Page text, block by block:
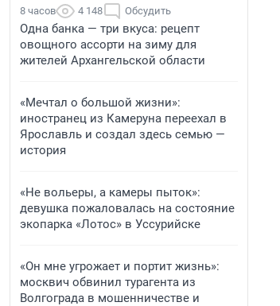
8 часов 4 148 Обсудить
Одна банка — три вкуса: рецепт
овощного ассорти на зиму для
жителей Архангельской области
«Мечтал о большой жизни»:
иностранец из Камеруна переехал в
Ярославль и создал здесь семью —
история
«Не вольеры, а камеры пыток»:
девушка пожаловалась на состояние
экопарка «Лотос» в Уссурийске
«Он мне угрожает и портит жизнь»:
москвич обвинил турагента из
Волгограда в мошенничестве и